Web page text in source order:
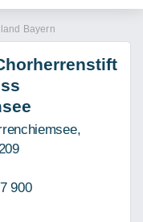
Bayern
900